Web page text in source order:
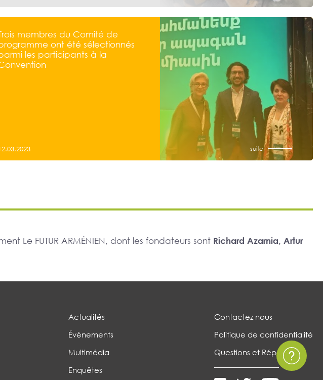
membres du Comité de
ont été sélectionnés
les participants à la
suite
Le FUTUR ARMÉNIEN, dont les fondateurs sont Richard Azarnia, Artur
Actualités
Évènements
Multimédia
Enquêtes
Contactez nous
Politique de confidentialité
Questions et Réponses